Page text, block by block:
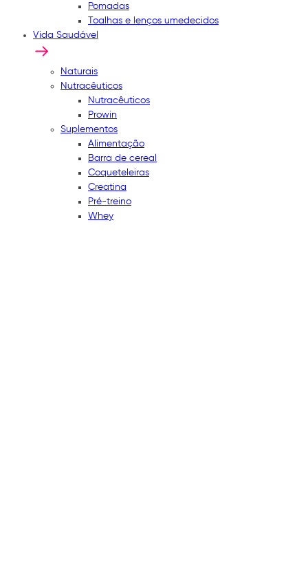
Pomadas
Toalhas e lenços umedecidos
Vida Saudável
Naturais
Nutracêuticos
Nutracêuticos
Prowin
Suplementos
Alimentação
Barra de cereal
Coqueteleiras
Creatina
Pré-treino
Whey